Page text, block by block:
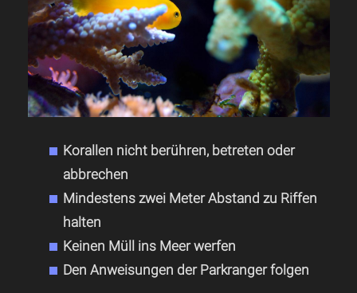
Korallen nicht berühren, betreten oder
abbrechen
Mindestens zwei Meter Abstand zu Riffen
halten
Keinen Müll ins Meer werfen
Den Anweisungen der Parkranger folgen